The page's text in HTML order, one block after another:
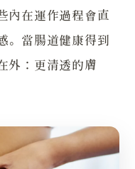
內在運作過程會直
。當腸道健康得到
外：更清透的膚